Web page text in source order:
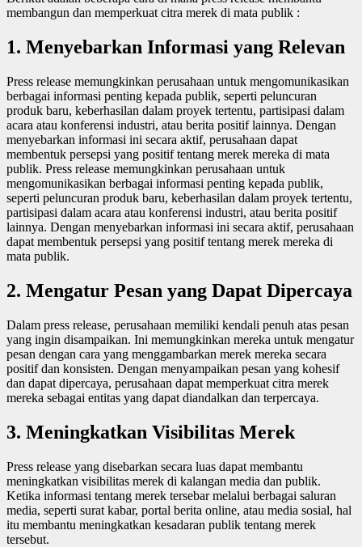
membangun dan memperkuat citra merek di mata publik :
1. Menyebarkan Informasi yang Relevan
Press release memungkinkan perusahaan untuk mengomunikasikan
berbagai informasi penting kepada publik, seperti peluncuran
produk baru, keberhasilan dalam proyek tertentu, partisipasi dalam
acara atau konferensi industri, atau berita positif lainnya. Dengan
menyebarkan informasi ini secara aktif, perusahaan dapat
membentuk persepsi yang positif tentang merek mereka di mata
publik. Press release memungkinkan perusahaan untuk
mengomunikasikan berbagai informasi penting kepada publik,
seperti peluncuran produk baru, keberhasilan dalam proyek tertentu,
partisipasi dalam acara atau konferensi industri, atau berita positif
lainnya. Dengan menyebarkan informasi ini secara aktif, perusahaan
dapat membentuk persepsi yang positif tentang merek mereka di
mata publik.
2. Mengatur Pesan yang Dapat Dipercaya
Dalam press release, perusahaan memiliki kendali penuh atas pesan
yang ingin disampaikan. Ini memungkinkan mereka untuk mengatur
pesan dengan cara yang menggambarkan merek mereka secara
positif dan konsisten. Dengan menyampaikan pesan yang kohesif
dan dapat dipercaya, perusahaan dapat memperkuat citra merek
mereka sebagai entitas yang dapat diandalkan dan terpercaya.
3. Meningkatkan Visibilitas Merek
Press release yang disebarkan secara luas dapat membantu
meningkatkan visibilitas merek di kalangan media dan publik.
Ketika informasi tentang merek tersebar melalui berbagai saluran
media, seperti surat kabar, portal berita online, atau media sosial, hal
itu membantu meningkatkan kesadaran publik tentang merek
tersebut.